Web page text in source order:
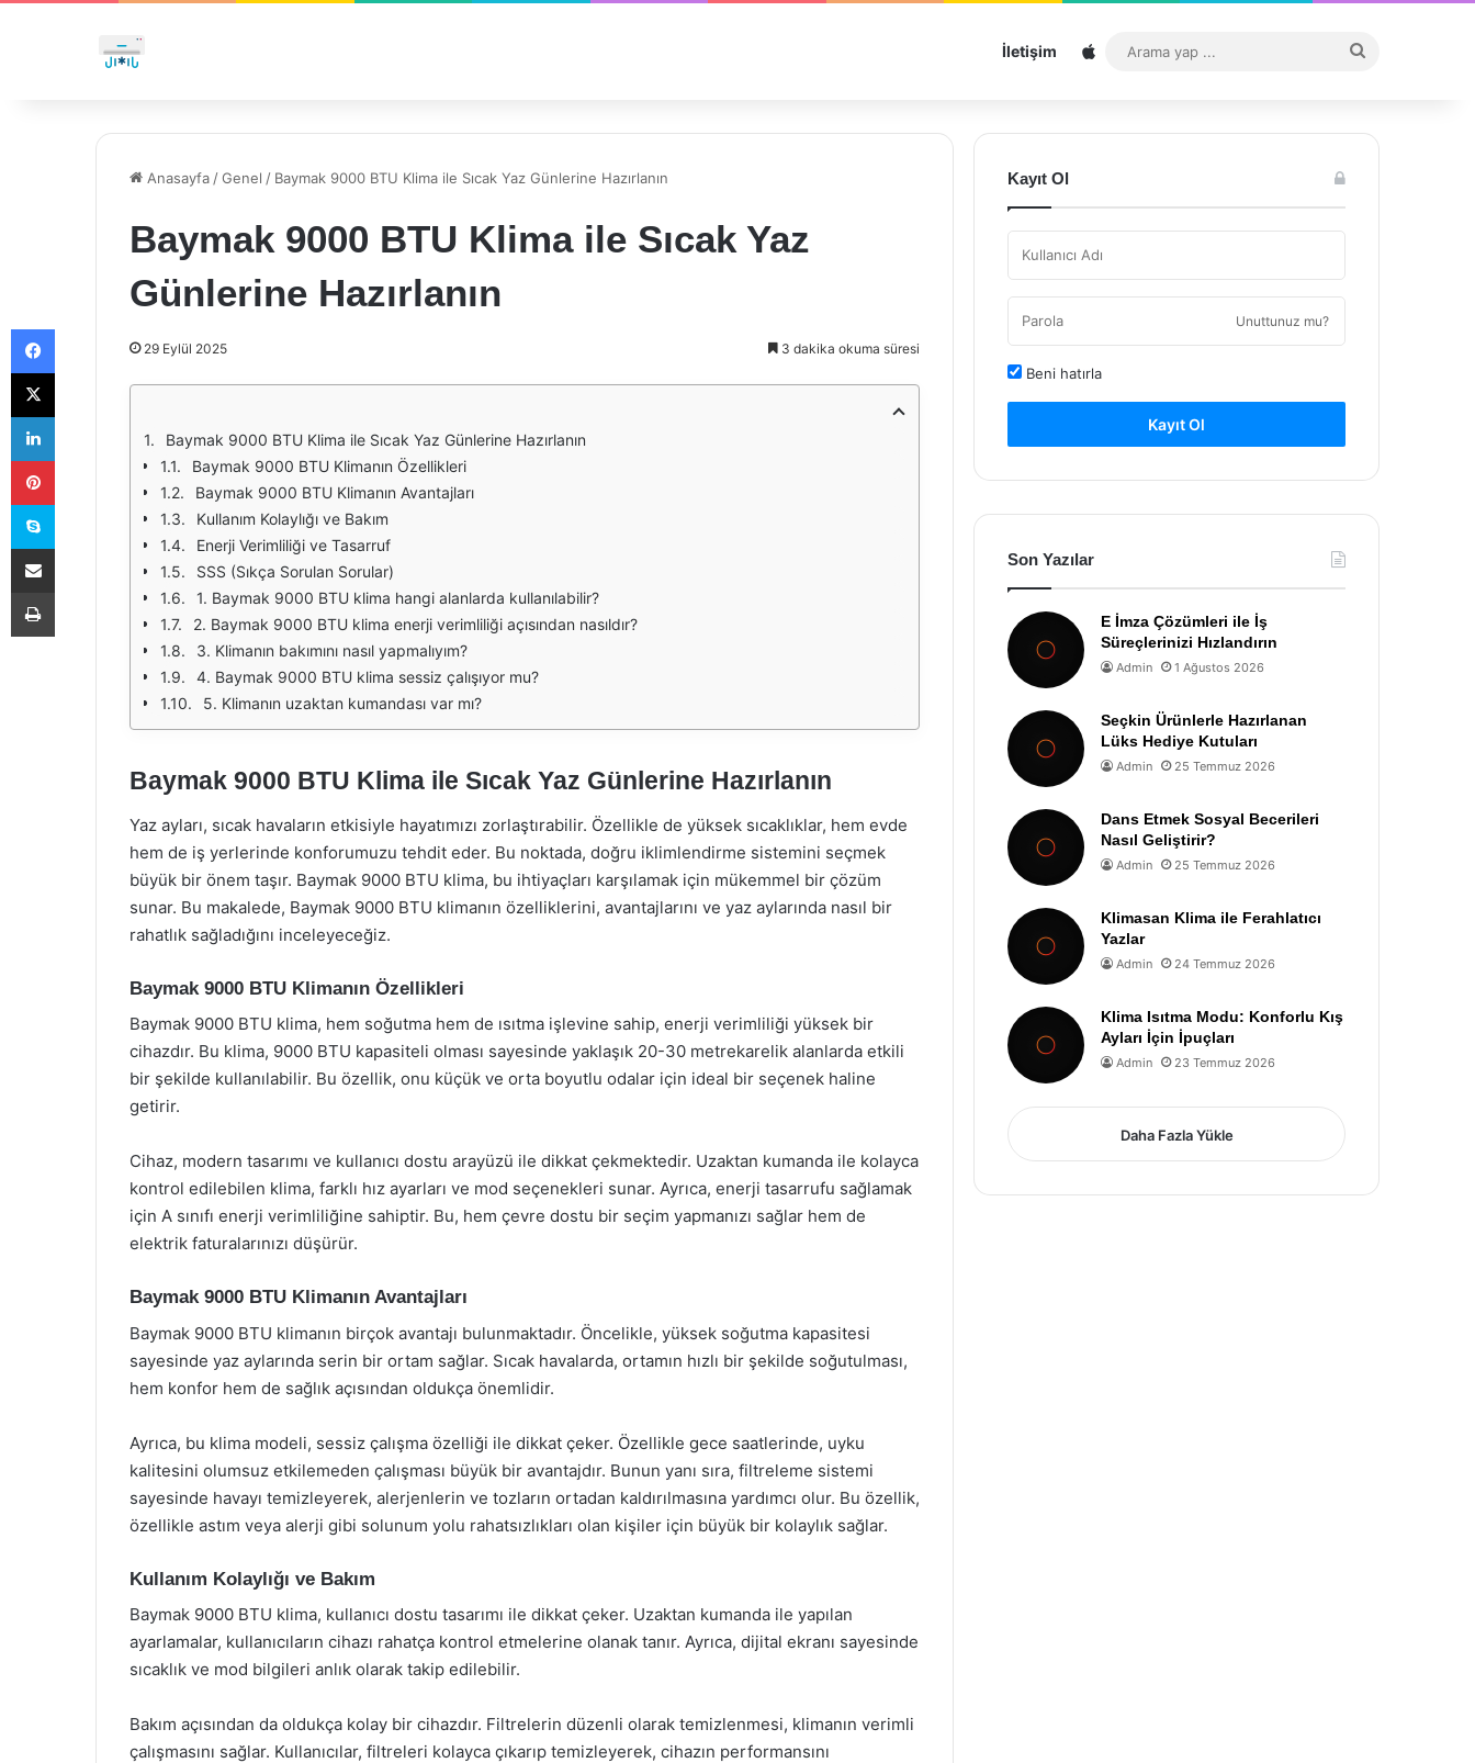
İletişim Sitemap
...
Anasayfa /Genel / Baymak 9000 BTU Klima ile Sıcak Yaz Günlerine Hazırlanın
Baymak 9000 BTU Klima ile Sıcak Yaz
Günlerine Hazırlanın
29 Eylül 2025 3 dakika okuma süresi
Baymak 9000 BTU Klima ile Sıcak Yaz Günlerine Hazırlanın
Baymak 9000 BTU Klimanın Özellikleri
Baymak 9000 BTU Klimanın Avantajları
Kullanım Kolaylığı ve Bakım
Enerji Verimliliği ve Tasarruf
SSS (Sıkça Sorulan Sorular)
1. Baymak 9000 BTU klima hangi alanlarda kullanılabilir?
2. Baymak 9000 BTU klima enerji verimliliği açısından nasıldır?
3. Klimanın bakımını nasıl yapmalıyım?
4. Baymak 9000 BTU klima sessiz çalışıyor mu?
5. Klimanın uzaktan kumandası var mı?
Baymak 9000 BTU Klima ile Sıcak Yaz Günlerine Hazırlanın
Yaz ayları, sıcak havaların etkisiyle hayatımızı zorlaştırabilir. Özellikle de yüksek sıcaklıklar, hem evde
hem de iş yerlerinde konforumuzu tehdit eder. Bu noktada, doğru iklimlendirme sistemini seçmek
büyük bir önem taşır. Baymak 9000 BTU klima, bu ihtiyaçları karşılamak için mükemmel bir çözüm
sunar. Bu makalede, Baymak 9000 BTU klimanın özelliklerini, avantajlarını ve yaz aylarında nasıl bir
rahatlık sağladığını inceleyeceğiz.
Baymak 9000 BTU Klimanın Özellikleri
Baymak 9000 BTU klima, hem soğutma hem de ısıtma işlevine sahip, enerji verimliliği yüksek bir
cihazdır. Bu klima, 9000 BTU kapasiteli olması sayesinde yaklaşık 20-30 metrekarelik alanlarda etkili
bir şekilde kullanılabilir. Bu özellik, onu küçük ve orta boyutlu odalar için ideal bir seçenek haline
getirir.
Cihaz, modern tasarımı ve kullanıcı dostu arayüzü ile dikkat çekmektedir. Uzaktan kumanda ile kolayca
kontrol edilebilen klima, farklı hız ayarları ve mod seçenekleri sunar. Ayrıca, enerji tasarrufu sağlamak
için A sınıfı enerji verimliliğine sahiptir. Bu, hem çevre dostu bir seçim yapmanızı sağlar hem de
elektrik faturalarınızı düşürür.
Baymak 9000 BTU Klimanın Avantajları
Baymak 9000 BTU klimanın birçok avantajı bulunmaktadır. Öncelikle, yüksek soğutma kapasitesi
sayesinde yaz aylarında serin bir ortam sağlar. Sıcak havalarda, ortamın hızlı bir şekilde soğutulması,
hem konfor hem de sağlık açısından oldukça önemlidir.
Ayrıca, bu klima modeli, sessiz çalışma özelliği ile dikkat çeker. Özellikle gece saatlerinde, uyku
kalitesini olumsuz etkilemeden çalışması büyük bir avantajdır. Bunun yanı sıra, filtreleme sistemi
sayesinde havayı temizleyerek, alerjenlerin ve tozların ortadan kaldırılmasına yardımcı olur. Bu özellik,
özellikle astım veya alerji gibi solunum yolu rahatsızlıkları olan kişiler için büyük bir kolaylık sağlar.
Kullanım Kolaylığı ve Bakım
Baymak 9000 BTU klima, kullanıcı dostu tasarımı ile dikkat çeker. Uzaktan kumanda ile yapılan
ayarlamalar, kullanıcıların cihazı rahatça kontrol etmelerine olanak tanır. Ayrıca, dijital ekranı sayesinde
sıcaklık ve mod bilgileri anlık olarak takip edilebilir.
Bakım açısından da oldukça kolay bir cihazdır. Filtrelerin düzenli olarak temizlenmesi, klimanın verimli
çalışmasını sağlar. Kullanıcılar, filtreleri kolayca çıkarıp temizleyerek, cihazın performansını
Kayıt Ol
Unuttunuz mu?
Beni hatırla
Kayıt Ol
Son Yazılar
E İmza Çözümleri ile İş
Süreçlerinizi Hızlandırın
Admin 1 Ağustos 2026
Seçkin Ürünlerle Hazırlanan
Lüks Hediye Kutuları
Admin 25 Temmuz 2026
Dans Etmek Sosyal Becerileri
Nasıl Geliştirir?
Admin 25 Temmuz 2026
Klimasan Klima ile Ferahlatıcı
Yazlar
Admin 24 Temmuz 2026
Klima Isıtma Modu: Konforlu Kış
Ayları İçin İpuçları
Admin 23 Temmuz 2026
Daha Fazla Yükle
Facebook
X
LinkedIn
Pinterest
Skype
E-Posta ile paylaş